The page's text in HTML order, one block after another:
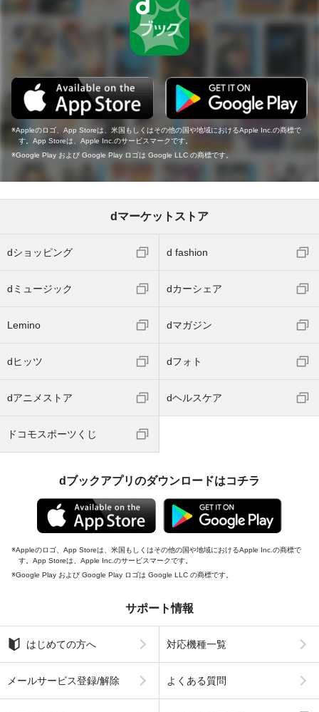
Appleのロゴ、App Storeは、米国もしくはその他の国や地域におけるApple Inc.の商標で
す。App Storeは、Apple Inc.のサービスマークです。
Google Play および Google Play ロゴは Google LLC の商標です。
dマーケットストア
dショッピング d fashion
dミュージック dカーシェア
Lemino dマガジン
dヒッツ dフォト
dアニメストア dヘルスケア
ドコモスポーツくじ
dブックアプリのダウンロードはコチラ
Appleのロゴ、App Storeは、米国もしくはその他の国や地域におけるApple Inc.の商標で
す。App Storeは、Apple Inc.のサービスマークです。
Google Play および Google Play ロゴは Google LLC の商標です。
サポート情報
はじめての方へ 対応機種一覧
メールサービス登録/解除 よくある質問